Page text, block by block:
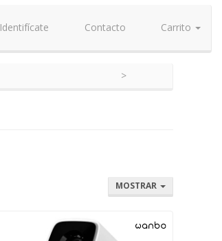
Identifícate Contacto Carrito
MOSTRAR